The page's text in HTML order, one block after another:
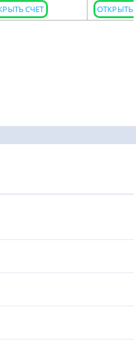
СЧЕТ ОТКРЫТЬ